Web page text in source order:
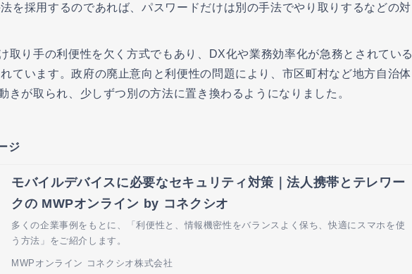
を採用するのであれば、パスワードだけは別の手法でやり取りするなどの対
取り手の利便性を欠く方式でもあり、DX化や業務効率化が急務とされている
ています。政府の廃止意向と利便性の問題により、市区町村など地方自治体
きが取られ、少しずつ別の方法に置き換わるようになりました。
ジ
モバイルデバイスに必要なセキュリティ対策｜法人携帯とテレワー
クの MWPオンライン by コネクシオ
多くの企業事例をもとに、「利便性と、情報機密性をバランスよく保ち、快適にスマホを使
う方法」をご紹介します。
MWPオンライン コネクシオ株式会社